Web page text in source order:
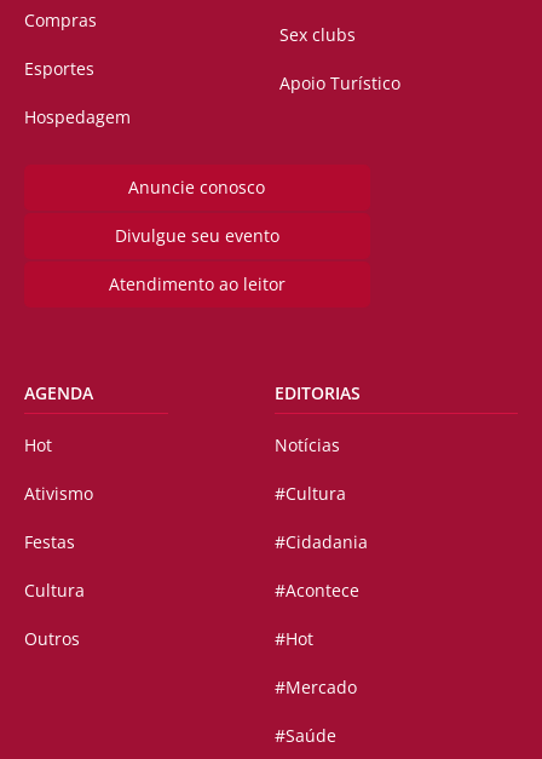
Compras
Esportes
Hospedagem
Sex clubs
Apoio Turístico
Anuncie conosco
Divulgue seu evento
Atendimento ao leitor
AGENDA
Hot
Ativismo
Festas
Cultura
Outros
EDITORIAS
Notícias
#Cultura
#Cidadania
#Acontece
#Hot
#Mercado
#Saúde